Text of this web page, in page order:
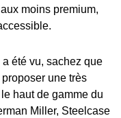
moins premium,
été vu, sachez que
proposer une très
haut de gamme du
Miller, Steelcase